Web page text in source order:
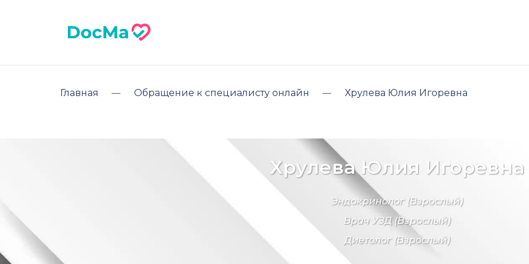
Главная Обращение к специалисту онлайн Хрулева Юлия Игоревна
Хрулева Юлия Игоревна
Эндокринолог(Взрослый)
Врач УЗД(Взрослый)
Диетолог(Взрослый)